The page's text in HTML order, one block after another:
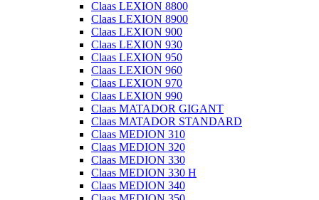
Claas LEXION 8800
Claas LEXION 8900
Claas LEXION 900
Claas LEXION 930
Claas LEXION 950
Claas LEXION 960
Claas LEXION 970
Claas LEXION 990
Claas MATADOR GIGANT
Claas MATADOR STANDARD
Claas MEDION 310
Claas MEDION 320
Claas MEDION 330
Claas MEDION 330 H
Claas MEDION 340